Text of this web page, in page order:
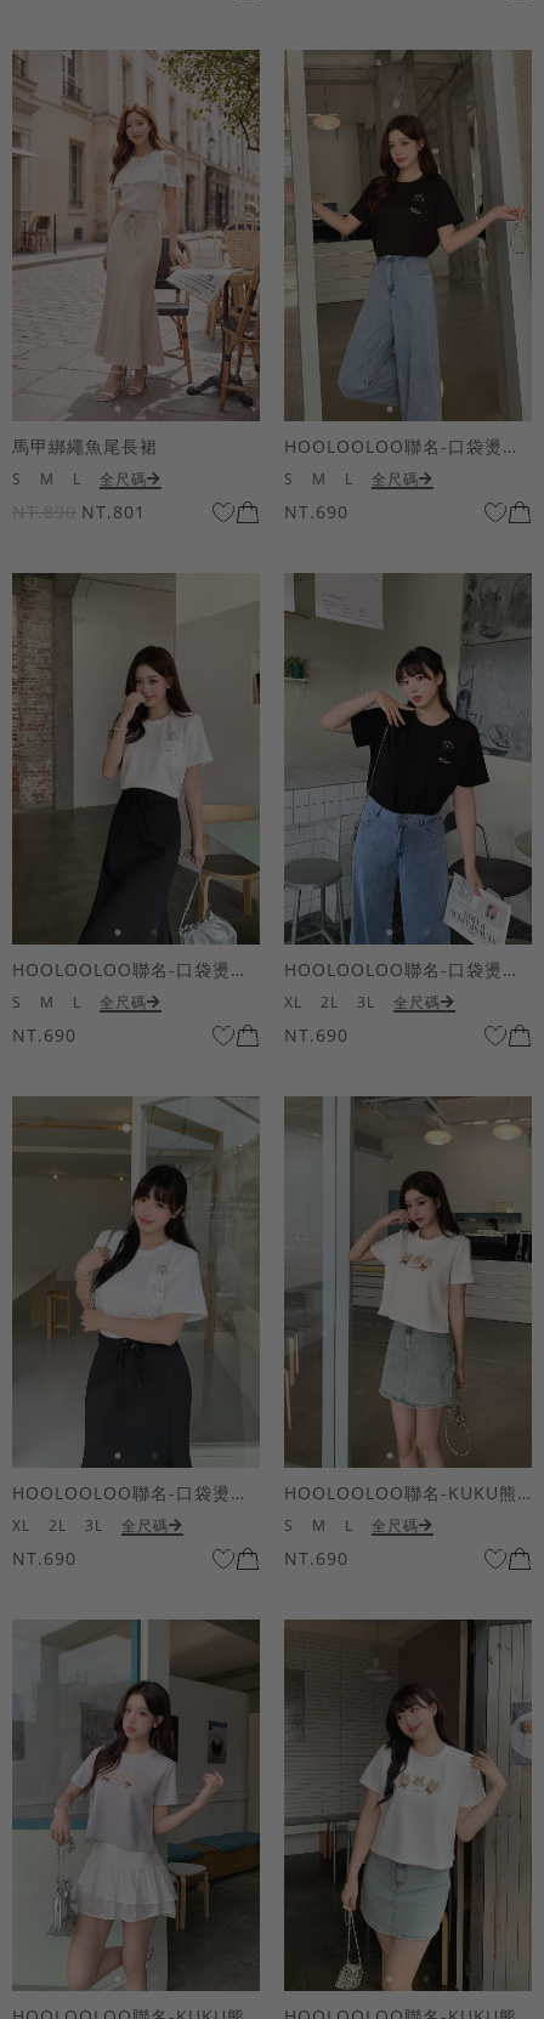
馬甲綁繩魚尾長裙
S M L 全尺碼
NT.890 NT.801
HOOLOOLOO聯名-口袋燙金KUKU熊短袖上衣
S M L 全尺碼
NT.690
HOOLOOLOO聯名-口袋燙金KUKU熊短袖上衣
S M L 全尺碼
NT.690
HOOLOOLOO聯名-口袋燙金KUKU熊短袖上衣
XL 2L 3L 全尺碼
NT.690
HOOLOOLOO聯名-口袋燙金KUKU熊短袖上衣
XL 2L 3L 全尺碼
NT.690
HOOLOOLOO聯名-KUKU熊蝴蝶結短袖上衣
S M L 全尺碼
NT.690